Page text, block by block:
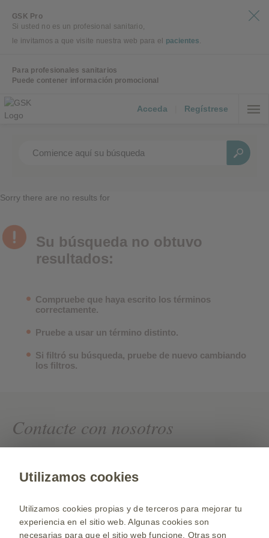
GSK Pro
Si usted no es un profesional sanitario,
le invitamos a que visite nuestra web para el
pacientes.
Para profesionales sanitarios
Puede contener información promocional
Acceda Regístrese
Sorry there are no results for
Su búsqueda no obtuvo
resultados:
Compruebe que haya escrito los términos
correctamente.
Pruebe a usar un término distinto.
Si filtró su búsqueda, pruebe de nuevo cambiando
los filtros.
Contacte con nosotros
formación o información adicional, contacte con
nosotros
Contacto
Utilizamos cookies
Utilizamos cookies propias y de terceros para mejorar tu
experiencia en el sitio web. Algunas cookies son
necesarias para que el sitio web funcione. Otras son